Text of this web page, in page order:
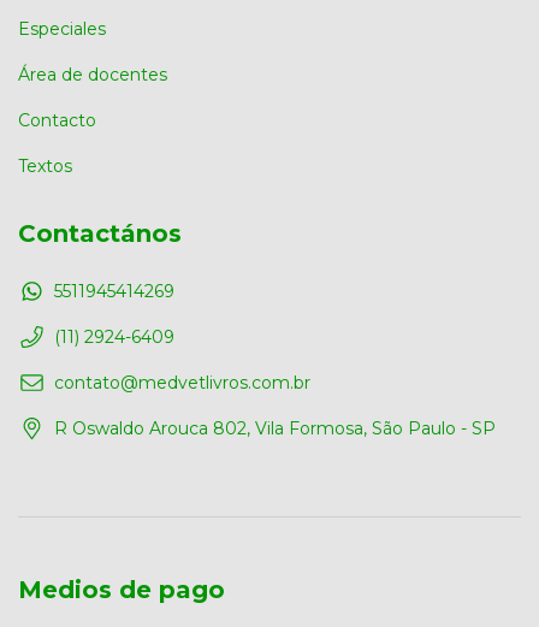
Especiales
Área de docentes
Contacto
Textos
Contactános
5511945414269
(11) 2924-6409
contato@medvetlivros.com.br
R Oswaldo Arouca 802, Vila Formosa, São Paulo - SP
Medios de pago